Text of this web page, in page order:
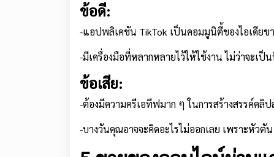
ข้อดี:
-แอปพลิเคชัน TikTok เป็นคอมมูนิตี้ของไอเดียข
-มีเครื่องมือที่หลากหลายไว้ให้ใช้งาน ไม่ว่าจะเ
ข้อเสีย:
-ต้องมีความครีเอทีฟมาก ๆ ในการสร้างสรรค์คลิ
-บางวันคุณอาจจะคิดอะไรไม่ออกเลย เพราะหัวตัน